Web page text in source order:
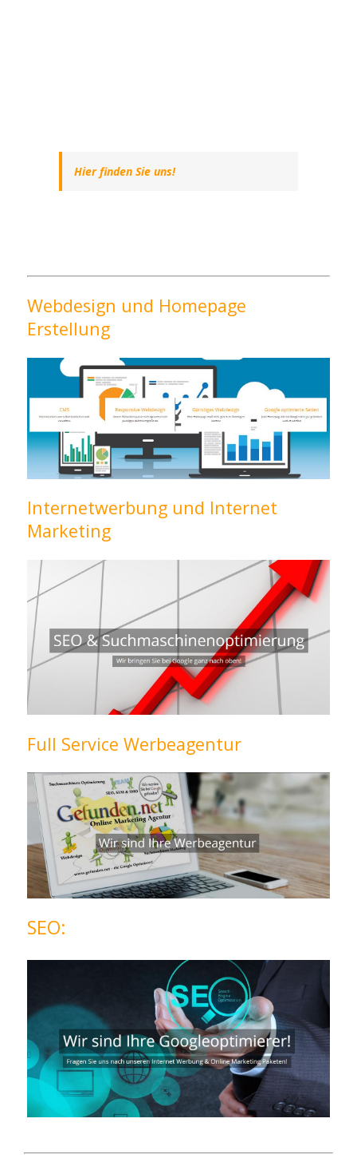
Hier finden Sie uns!
Webdesign und Homepage
Erstellung
Internetwerbung und Internet
Marketing
Full Service Werbeagentur
SEO: